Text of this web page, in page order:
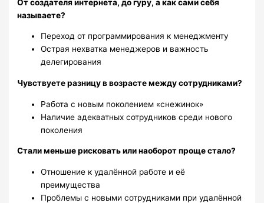
От создателя интернета, до гуру, а как сами себя
называете?
Переход от программирования к менеджменту
Острая нехватка менеджеров и важность
делегирования
Чувствуете разницу в возрасте между сотрудниками?
Работа с новым поколением «снежинок»
Наличие адекватных сотрудников среди нового
поколения
Стали меньше рисковать или наоборот проще стало?
Отношение к удалённой работе и её
преимущества
Проблемы с новыми сотрудниками при удалённой